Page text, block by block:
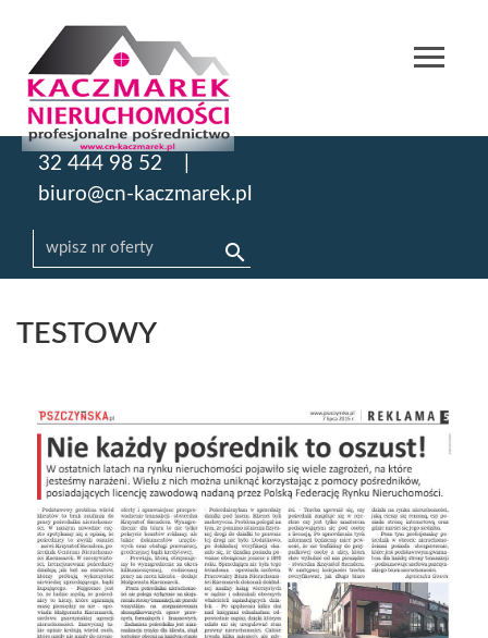
32 444 98 52
biuro@cn-kaczmarek.pl
TESTOWY